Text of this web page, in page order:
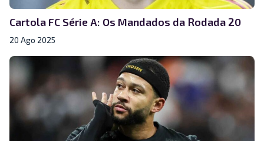
Cartola FC Série A: Os Mandados da Rodada 20
20 Ago 2025